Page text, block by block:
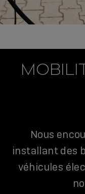
Nous
installant des
véhicules